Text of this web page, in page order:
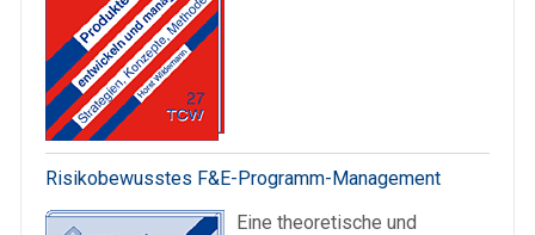
Risikobewusstes F&E-Programm-Management
Eine theoretische und